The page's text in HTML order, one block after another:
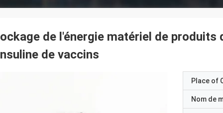
de l'énergie matériel de produits
de vaccins
Place of
Nom de